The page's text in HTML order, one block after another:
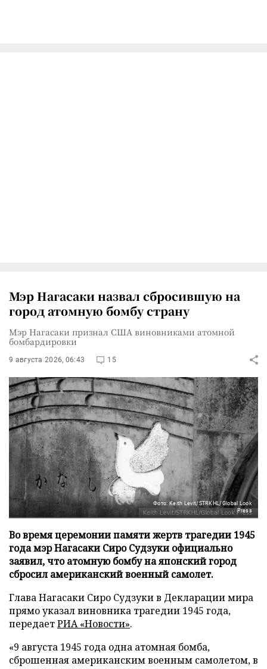
Мэр Нагасаки назвал сбросившую на
город атомную бомбу страну
Мэр Нагасаки признал США виновниками атомной
бомбардировки
9 августа 2026, 06:43 15
Фото: Keith Levit/STRKHL/Global Look
Press
Во время церемонии памяти жертв трагедии 1945
года мэр Нагасаки Сиро Судзуки официально
заявил, что атомную бомбу на японский город
сбросил американский военный самолет.
Глава Нагасаки Сиро Судзуки в Декларации мира
прямо указал виновника трагедии 1945 года,
передаетРИА «Новости».
«9 августа 1945 года одна атомная бомба,
сброшенная американским военным самолетом, в